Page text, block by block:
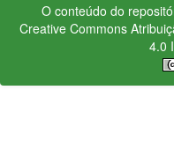
O conteúdo do
Creative Commons
4.0